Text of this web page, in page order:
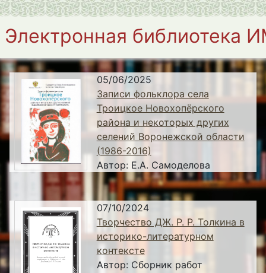
Электронная библиотека
05/06/2025
Записи фольклора села
Троицкое Новохопёрского
района и некоторых других
селений Воронежской области
(1986-2016)
Автор: Е.А. Самоделова
07/10/2024
Творчество ДЖ. Р. Р. Толкина в
историко-литературном
контексте
Автор: Сборник работ